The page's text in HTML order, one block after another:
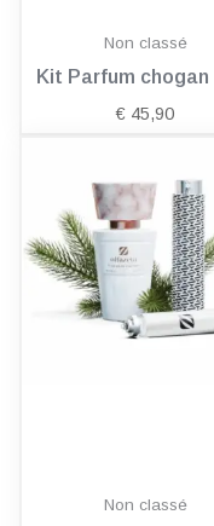
Non classé
Kit Parfum chogan
€ 45,90
Non classé